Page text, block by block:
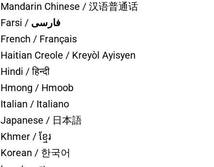
Mandarin Chinese / 汉语普通话
Farsi / فارسی
French / Français
Haitian Creole / Kreyòl Ayisyen
Hindi / हिन्दी
Hmong / Hmoob
Italian / Italiano
Japanese / 日本語
Khmer / ខ្មែរ
Korean / 한국어